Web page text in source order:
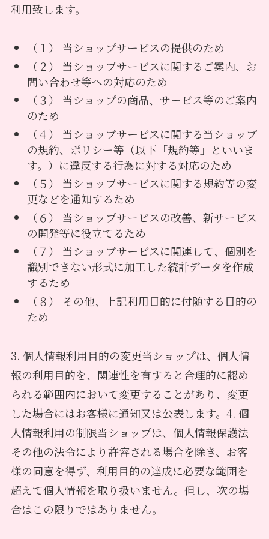
利用致します。
（１） 当ショップサービスの提供のため
（２） 当ショップサービスに関するご案内、お
問い合わせ等への対応のため
（３） 当ショップの商品、サービス等のご案内
のため
（４） 当ショップサービスに関する当ショップ
の規約、ポリシー等（以下「規約等」といいま
す。）に違反する行為に対する対応のため
（５） 当ショップサービスに関する規約等の変
更などを通知するため
（６） 当ショップサービスの改善、新サービス
の開発等に役立てるため
（７） 当ショップサービスに関連して、個別を
識別できない形式に加工した統計データを作成
するため
（８） その他、上記利用目的に付随する目的の
ため
3. 個人情報利用目的の変更当ショップは、個人情
報の利用目的を、関連性を有すると合理的に認め
られる範囲内において変更することがあり、変更
した場合にはお客様に通知又は公表します。4. 個
人情報利用の制限当ショップは、個人情報保護法
その他の法令により許容される場合を除き、お客
様の同意を得ず、利用目的の達成に必要な範囲を
超えて個人情報を取り扱いません。但し、次の場
合はこの限りではありません。